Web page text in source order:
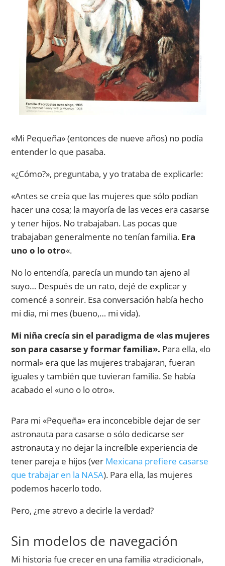
«Mi Pequeña» (entonces de nueve años) no podía
entender lo que pasaba.
«¿Cómo?», preguntaba, y yo trataba de explicarle:
«Antes se creía que las mujeres que sólo podían
hacer una cosa; la mayoría de las veces era casarse
y tener hijos. No trabajaban. Las pocas que
trabajaban generalmente no tenían familia. Era
uno o lo otro«.
No lo entendía, parecía un mundo tan ajeno al
suyo… Después de un rato, dejé de explicar y
comencé a sonreir. Esa conversación había hecho
mi dia, mi mes (bueno,… mi vida).
Mi niña crecía sin el paradigma de «las mujeres
son para casarse y formar familia». Para ella, «lo
normal» era que las mujeres trabajaran, fueran
iguales y también que tuvieran familia. Se había
acabado el «uno o lo otro».
Para mi «Pequeña» era inconcebible dejar de ser
astronauta para casarse o sólo dedicarse ser
astronauta y no dejar la increíble experiencia de
tener pareja e hijos (ver Mexicana prefiere casarse
que trabajar en la NASA). Para ella, las mujeres
podemos hacerlo todo.
Pero, ¿me atrevo a decirle la verdad?
Sin modelos de navegación
Mi historia fue crecer en una familia «tradicional»,